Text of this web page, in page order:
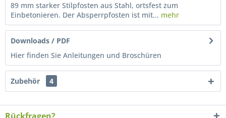
89 mm starker Stilpfosten aus Stahl, ortsfest zum
Einbetonieren. Der Absperrpfosten ist mit... mehr
Downloads / PDF
Hier finden Sie Anleitungen und Broschüren
Zubehör 4